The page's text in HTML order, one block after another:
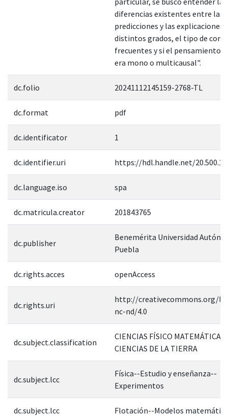
diferencias existentes entre las
predicciones y las explicaciones
distintos grados, el tipo de
frecuentes y si el pensamiento
era mono o multicausal".
dc.folio 20241112145159-2768-TL
dc.format pdf
dc.identificator 1
dc.identifier.uri https://hdl.handle.net/
dc.language.iso spa
dc.matricula.creator 201843765
dc.publisher
Benemérita Universidad
Puebla
dc.rights.acces openAccess
dc.rights.uri
http://creativecommons.org/
nc-nd/4.0
dc.subject.classification
CIENCIAS FÍSICO MATEMÁTICAS
CIENCIAS DE LA TIERRA
dc.subject.lcc
Física--Estudio y enseñanza--
Experimentos
dc.subject.lcc Flotación--Modelos